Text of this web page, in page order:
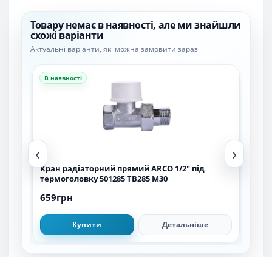
Товару немає в наявності, але ми знайшли
схожі варіанти
Актуальні варіанти, які можна замовити зараз
‹
В наявності
Кран радіаторний прямий ARCO 1/2″ під
термоголовку 501285 TB285 M30
659грн
Купити Детальніше
›